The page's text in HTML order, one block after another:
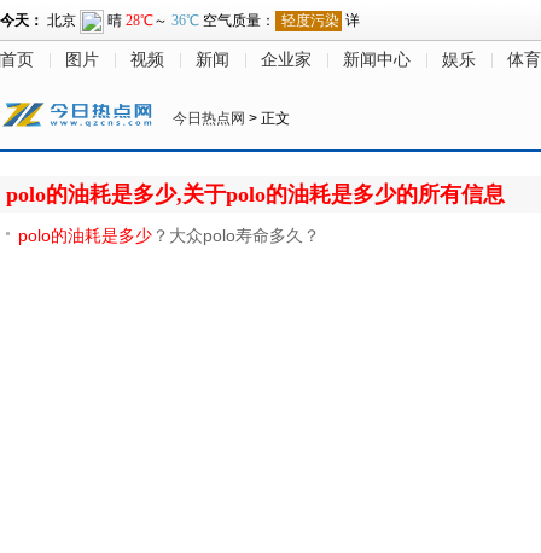
首页 图片 视频 新闻 企业家 新闻中心 娱乐 体育
今日热点网 > 正文
polo的油耗是多少,关于polo的油耗是多少的所有信息
polo的油耗是多少 ？大众polo寿命多久？